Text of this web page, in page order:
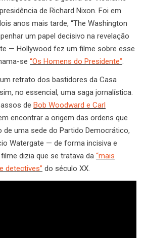
de Richard Nixon. Foi em
anos mais tarde, “The Washington
um papel decisivo na revelação
— Hollywood fez um filme sobre esse
se “Os Homens do Presidente”.
retrato dos bastidores da Casa
no essencial, uma saga jornalística.
de Bob Woodward e Carl
encontrar a origem das ordens que
uma sede do Partido Democrático,
Watergate — de forma incisiva e
dizia que se tratava da “mais
detectives” do século XX.